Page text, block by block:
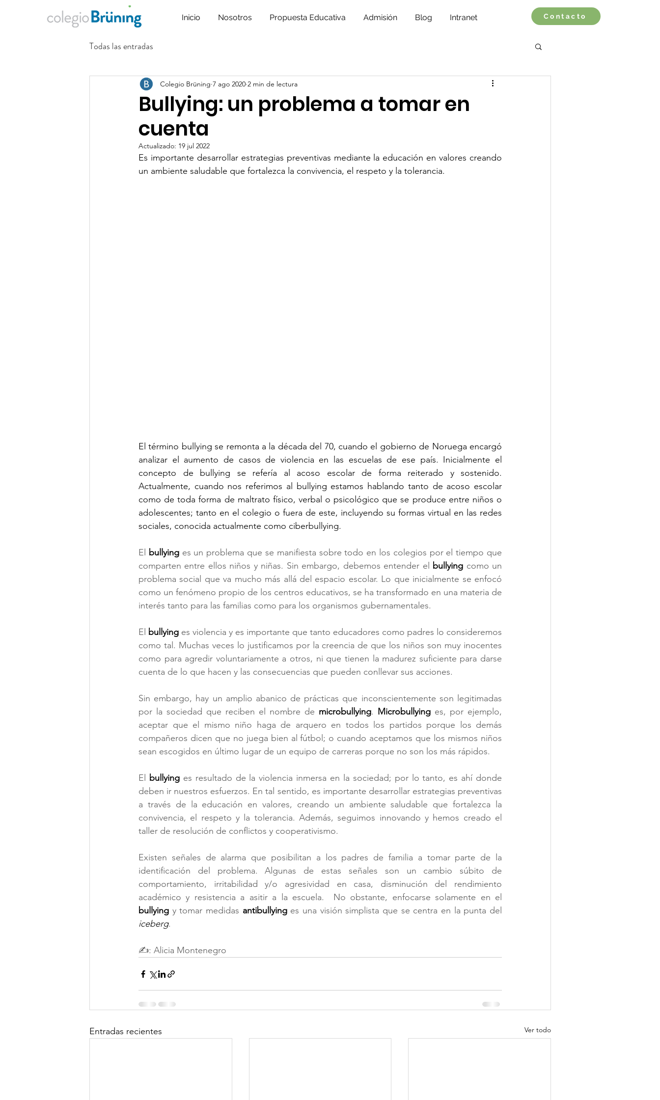
Inicio Nosotros Propuesta Educativa Admisión Blog Intranet Contacto
Todas las entradas
Bullying: un problema a tomar en
cuenta
Colegio Brüning 7 ago 2020 2 min de lectura
Actualizado: 19 jul 2022
Es importante desarrollar estrategias preventivas mediante la educación en valores creando
un ambiente saludable que fortalezca la convivencia, el respeto y la tolerancia.
El término bullying se remonta a la década del 70, cuando el gobierno de Noruega encargó
analizar el aumento de casos de violencia en las escuelas de ese país. Inicialmente el
concepto de bullying se refería al acoso escolar de forma reiterado y sostenido.
Actualmente, cuando nos referimos al bullying estamos hablando tanto de acoso escolar
como de toda forma de maltrato físico, verbal o psicológico que se produce entre niños o
adolescentes; tanto en el colegio o fuera de este, incluyendo su formas virtual en las redes
sociales, conocida actualmente como ciberbullying.
El bullying es un problema que se manifiesta sobre todo en los colegios por el tiempo que
comparten entre ellos niños y niñas. Sin embargo, debemos entender el bullying como un
problema social que va mucho más allá del espacio escolar. Lo que inicialmente se enfocó
como un fenómeno propio de los centros educativos, se ha transformado en una materia de
interés tanto para las familias como para los organismos gubernamentales.
El bullying es violencia y es importante que tanto educadores como padres lo consideremos
como tal. Muchas veces lo justificamos por la creencia de que los niños son muy inocentes
como para agredir voluntariamente a otros, ni que tienen la madurez suficiente para darse
cuenta de lo que hacen y las consecuencias que pueden conllevar sus acciones.
Sin embargo, hay un amplio abanico de prácticas que inconscientemente son legitimadas
por la sociedad que reciben el nombre de microbullying. Microbullying es, por ejemplo,
aceptar que el mismo niño haga de arquero en todos los partidos porque los demás
compañeros dicen que no juega bien al fútbol; o cuando aceptamos que los mismos niños
sean escogidos en último lugar de un equipo de carreras porque no son los más rápidos.
El bullying es resultado de la violencia inmersa en la sociedad; por lo tanto, es ahí donde
deben ir nuestros esfuerzos. En tal sentido, es importante desarrollar estrategias preventivas
a través de la educación en valores, creando un ambiente saludable que fortalezca la
convivencia, el respeto y la tolerancia. Además, seguimos innovando y hemos creado el
taller de resolución de conflictos y cooperativismo.
Existen señales de alarma que posibilitan a los padres de familia a tomar parte de la
identificación del problema. Algunas de estas señales son un cambio súbito de
comportamiento, irritabilidad y/o agresividad en casa, disminución del rendimiento
bullying y tomar medidas antibullying
iceberg.
✍: Alicia Montenegro
Entradas recientes Ver todo